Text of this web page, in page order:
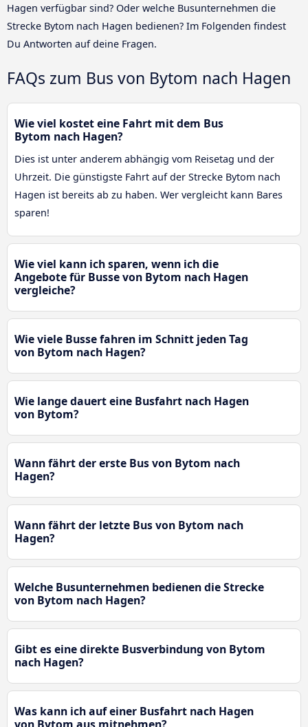
Hagen verfügbar sind? Oder welche Busunternehmen die
Strecke Bytom nach Hagen bedienen? Im Folgenden findest
Du Antworten auf deine Fragen.
FAQs zum Bus von Bytom nach Hagen
Wie viel kostet eine Fahrt mit dem Bus
Bytom nach Hagen?
Dies ist unter anderem abhängig vom Reisetag und der
Uhrzeit. Die günstigste Fahrt auf der Strecke Bytom nach
Hagen ist bereits ab zu haben. Wer vergleicht kann Bares
sparen!
Wie viel kann ich sparen, wenn ich die
Angebote für Busse von Bytom nach Hagen
vergleiche?
Wie viele Busse fahren im Schnitt jeden Tag
von Bytom nach Hagen?
Wie lange dauert eine Busfahrt nach Hagen
von Bytom?
Wann fährt der erste Bus von Bytom nach
Hagen?
Wann fährt der letzte Bus von Bytom nach
Hagen?
Welche Busunternehmen bedienen die Strecke
von Bytom nach Hagen?
Gibt es eine direkte Busverbindung von Bytom
nach Hagen?
Was kann ich auf einer Busfahrt nach Hagen